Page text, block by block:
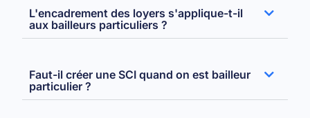
L'encadrement des loyers s'applique-t-il
aux bailleurs particuliers ?
Faut-il créer une SCI quand on est bailleur
particulier ?